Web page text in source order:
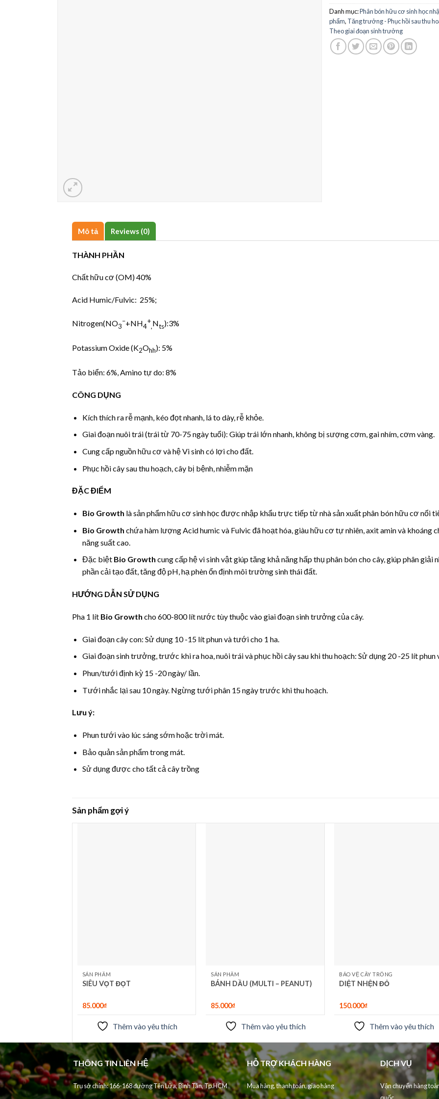
Danh mục:Phân bón hữu cơ sinh học
phẩm, Tăng trưởng - Phục hồi sau thu
Theo giai đoạn sinh trưởng
Mô tả Reviews (0)
THÀNH PHẦN
Chất hữu cơ (OM) 40%
Acid Humic/Fulvic: 25%;
Nitrogen(NO3
–+NH4
+
,N­ts):3%
Potassium Oxide (K2Ohh): 5%
Tảo biển: 6%, Amino tự do: 8%
CÔNG DỤNG
Kích thích ra rễ mạnh, kéo đọt nhanh, lá to dày, rễ khỏe.
Giai đoạn nuôi trái (trái từ 70-75 ngày tuổi): Giúp trái lớn nhanh, không bị sượng cơm, gai nhím, cơm vàng.
Cung cấp nguồn hữu cơ và hệ Vi sinh có lợi cho đất.
Phục hồi cây sau thu hoạch, cây bị bệnh, nhiễm mặn
ĐẶC ĐIỂM
Bio Growth là sản phẩm hữu cơ sinh học được nhập khẩu trực tiếp từ nhà sản xuất phân bón hữu cơ nổi
Bio Growth chứa hàm lượng Acid humic và Fulvic đã hoạt hóa, giàu hữu cơ tự nhiên, axit amin và
năng suất cao.
Đặc biệt Bio Growth cung cấp hệ vi sinh vật giúp tăng khả năng hấp thụ phân bón cho cây, giúp phân
phần cải tạo đất, tăng độ pH, hạ phèn ổn định môi trường sinh thái đất.
HƯỚNG DẪN SỬ DỤNG
Pha 1 lít Bio Growth cho 600-800 lít nước tùy thuộc vào giai đoạn sinh trưởng của cây.
Giai đoạn cây con: Sử dụng 10 -15 lít phun và tưới cho 1 ha.
Giai đoạn sinh trưởng, trước khi ra hoa, nuôi trái và phục hồi cây sau khi thu hoạch: Sử dụng 20 -25 lít phun
Phun/tưới định kỳ 15 -20 ngày/ lần.
Tưới nhắc lại sau 10 ngày. Ngừng tưới phân 15 ngày trước khi thu hoạch.
Lưu ý:
Phun tưới vào lúc sáng sớm hoặc trời mát.
Bảo quản sản phẩm trong mát.
Sử dụng được cho tất cả cây trồng
Sản phẩm gợi ý
SẢN PHẨM
SIÊU VỌT ĐỌT
85.000₫
Thêm vào yêu thích
SẢN PHẨM
BÁNH DẦU (MULTI – PEANUT)
85.000₫
Thêm vào yêu thích
BẢO VỆ CÂY TRỒNG
DIỆT NHỆN ĐỎ
150.000₫
Thêm vào yêu thích
THÔNG TIN LIÊN HỆ
Trụ sở chính: 166-168 đường Tên Lửa, Bình Tân, Tp.HCM
HỖ TRỢ KHÁCH HÀNG
Mua hàng, thanh toán, giao hàng
DỊCH VỤ
Vận chuyển hàng
quốc